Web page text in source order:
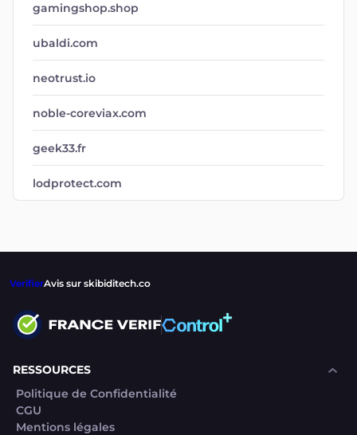
gamingshop.shop
ubaldi.com
neotrust.io
noble-coreviax.com
geek33.fr
lodprotect.com
VerifierAvis sur skibiditech.co
RESSOURCES
Politique de Confidentialité
CGU
Mentions légales